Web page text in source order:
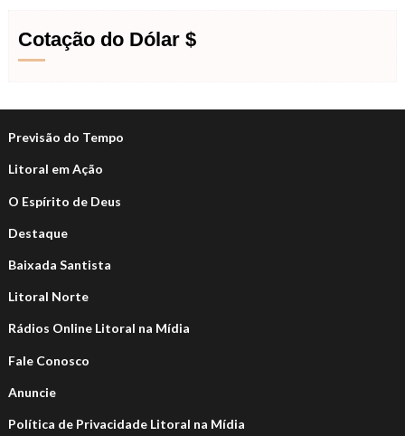
Cotação do Dólar $
Previsão do Tempo
Litoral em Ação
O Espírito de Deus
Destaque
Baixada Santista
Litoral Norte
Rádios Online Litoral na Mídia
Fale Conosco
Anuncie
Política de Privacidade Litoral na Mídia